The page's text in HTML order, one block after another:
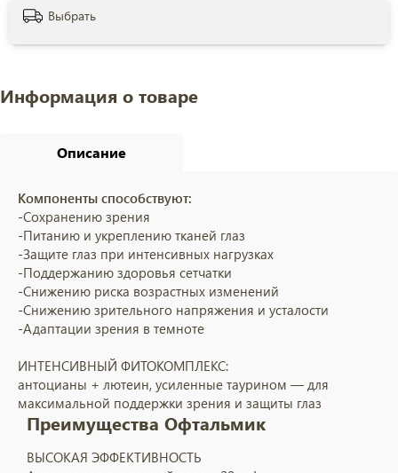
Выбрать
Информация о товаре
Описание
Компоненты способствуют:
-Сохранению зрения
-Питанию и укреплению тканей глаз
-Защите глаз при интенсивных нагрузках
-Поддержанию здоровья сетчатки
-Снижению риска возрастных изменений
-Снижению зрительного напряжения и усталости
-Адаптации зрения в темноте
ИНТЕНСИВНЫЙ ФИТОКОМПЛЕКС:
антоцианы + лютеин, усиленные таурином — для
максимальной поддержки зрения и защиты глаз
Преимущества Офтальмик
ВЫСОКАЯ ЭФФЕКТИВНОСТЬ